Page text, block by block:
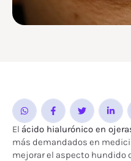
El ácido hialurónico en
más demandados en
mejorar el aspecto hundido